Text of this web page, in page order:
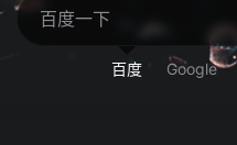
百度 Google